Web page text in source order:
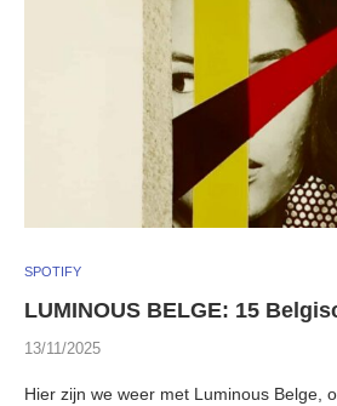
SPOTIFY
LUMINOUS BELGE: 15
13/11/2025
Hier zijn we weer met Luminous Belge,